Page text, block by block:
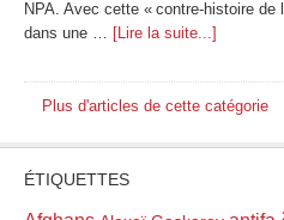
NPA. Avec cette « contre-histoire
dans une … [Lire la suite...]
Plus d'articles de cette catégorie
ÉTIQUETTES